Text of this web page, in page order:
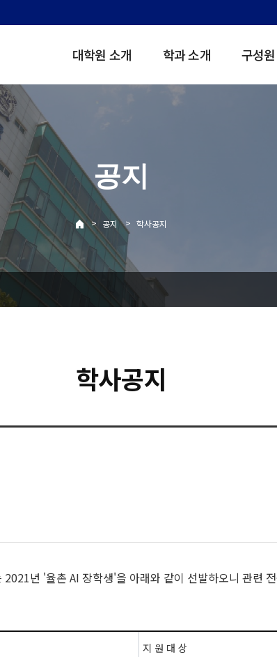
대학원 소개 학과 소개 구성원
공지
> 공지 > 학사공지
학사공지
년 '율촌 AI 장학생'을 아래와 같이 선발하오니 관련
지 원 대 상